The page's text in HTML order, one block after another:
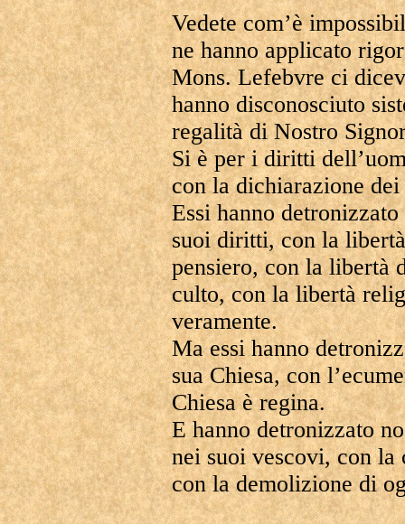
Vedete com’è
ne hanno applicato
Mons. Lefebvre ci
hanno disconosciuto
regalità di Nostro
Si è per i diritti
con la dichiarazione
Essi hanno
suoi diritti, con la
pensiero, con la libertà
culto, con la libertà
veramente.
Ma essi hanno
sua Chiesa, con
Chiesa è regina.
E hanno detronizzato
nei suoi vescovi, con
con la demolizione di